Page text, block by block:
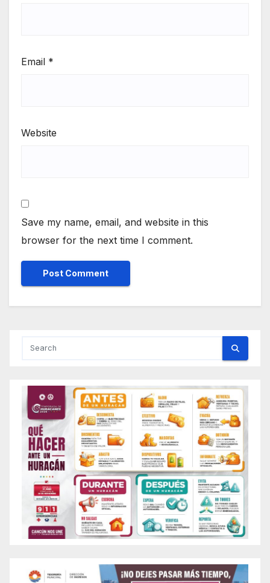
Email *
Website
Save my name, email, and website in this
browser for the next time I comment.